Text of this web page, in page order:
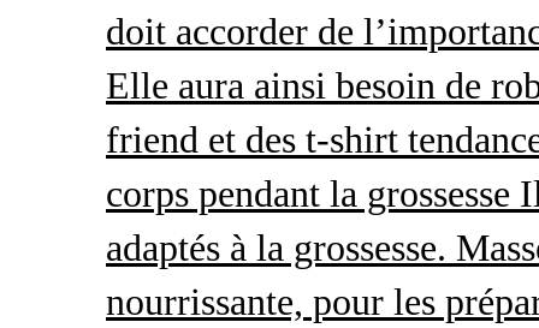
doit accorder de
Elle aura ainsi besoin de
friend et des t-shirt
corps pendant la
adaptés à la grossesse.
nourrissante, pour les